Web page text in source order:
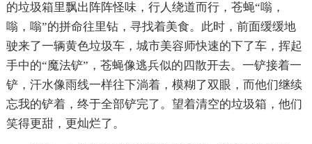
的垃圾箱里飘出阵阵怪味，行人绕道而行，苍蝇“嗡，
嗡，嗡”的拼命往里钻，寻找着美食。此时，前面缓缓地
驶来了一辆黄色垃圾车，城市美容师快速的下了车，挥起
手中的“魔法铲”，苍蝇像逃兵似的四散开去。一铲接着一
铲，汗水像雨线一样往下淌着，模糊了双眼，而他们继续
忘我的铲着，终于全部铲完了。望着清空的垃圾箱，他们
笑得更甜，更灿烂了。